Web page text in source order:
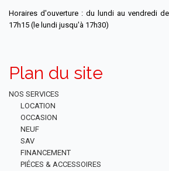
Horaires d'ouverture : du lundi au vendredi
17h15 (le lundi jusqu'à 17h30)
Plan du site
NOS SERVICES
LOCATION
OCCASION
NEUF
SAV
FINANCEMENT
PIÉCES & ACCESSOIRES